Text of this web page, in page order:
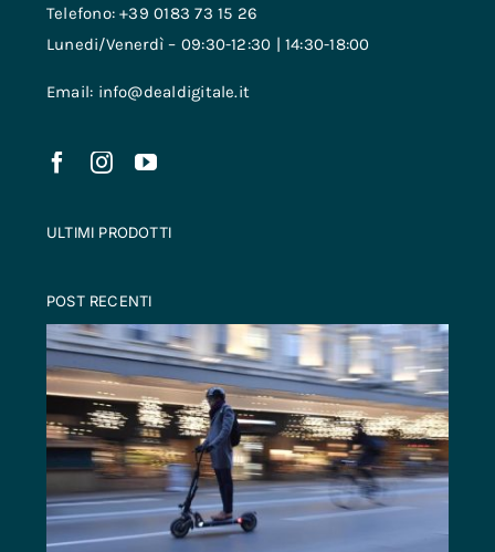
Telefono: +39 0183 73 15 26
Lunedi/Venerdì – 09:30-12:30 | 14:30-18:00
Email: info@dealdigitale.it
ULTIMI PRODOTTI
POST RECENTI